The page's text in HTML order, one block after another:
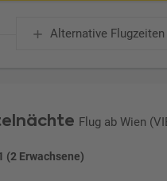
Alternative Flugzeiten
Flug ab Wien
(2 Erwachsene)